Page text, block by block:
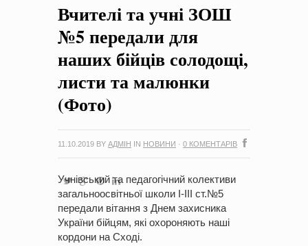
на період 2018 – 2020 роки Оголошення про збір ідей
Вчителі та учні ЗОШ
№5 передали для
наших бійців солодощі,
листи та малюнки
(Фото)
11.10.2019 BY АДМІН IN НОВИНИ · 0 КОМЕНТАРІВ
Учнівський та педагогічний колективи
загальноосвітньої школи І-ІІІ ст.№5
передали вітання з Днем захисника
України бійцям, які охороняють наші
кордони на Сході.